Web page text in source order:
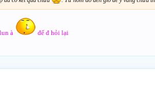
à để đ hỏi lại